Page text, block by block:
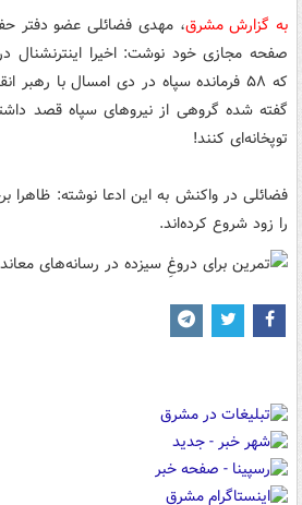
به گزارش مشرق، مهدی فضائلی عضو دفتر
صفحه مجازی خود نوشت: اخیرا اینترنشنال
که ۵۸ فرمانده سپاه در دی امسال با رهبر
گفته شده گروهی از نیروهای سپاه قصد
توپخانه‌ای کنند!
فضائلی در واکنش به این ادعا نوشته: ظاهرا
را زود شروع کرده‌اند.